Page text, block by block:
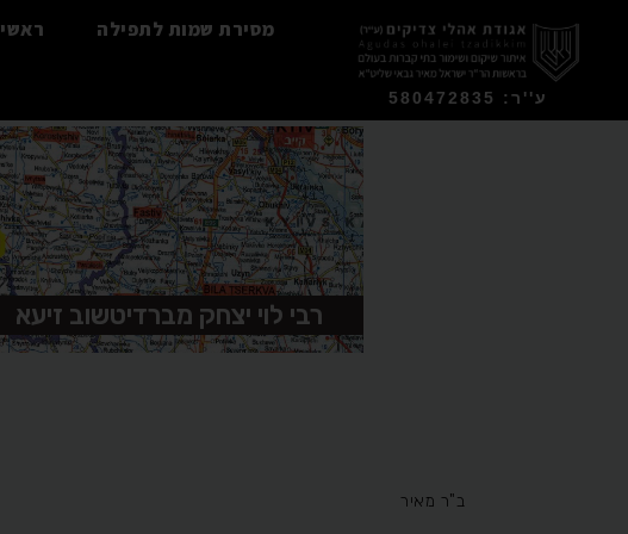
ע''ר: 580472835
מסירת שמות לתפילה ראשי
רבי לוי יצחק מברדיטשוב זיעא
ב"ר מאיר